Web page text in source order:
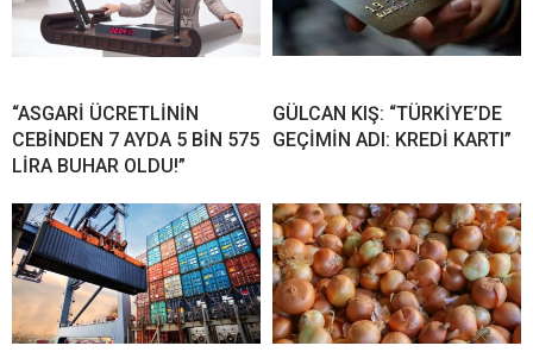
“ASGARİ ÜCRETLİNİN
CEBİNDEN 7 AYDA 5 BİN 575
LİRA BUHAR OLDU!”
GÜLCAN KIŞ: “TÜRKİYE’DE
GEÇİMİN ADI: KREDİ KARTI”